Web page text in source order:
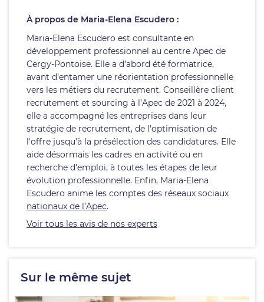
À propos de Maria-Elena Escudero :
Maria-Elena Escudero est consultante en
développement professionnel au centre Apec de
Cergy-Pontoise. Elle a d’abord été formatrice,
avant d’entamer une réorientation professionnelle
vers les métiers du recrutement. Conseillère client
recrutement et sourcing à l’Apec de 2021 à 2024,
elle a accompagné les entreprises dans leur
stratégie de recrutement, de l'optimisation de
l'offre jusqu'à la présélection des candidatures. Elle
aide désormais les cadres en activité ou en
recherche d'emploi, à toutes les étapes de leur
évolution professionnelle. Enfin, Maria-Elena
Escudero anime les comptes des réseaux sociaux
nationaux de l’Apec.
Voir tous les avis de nos experts
Sur le même sujet